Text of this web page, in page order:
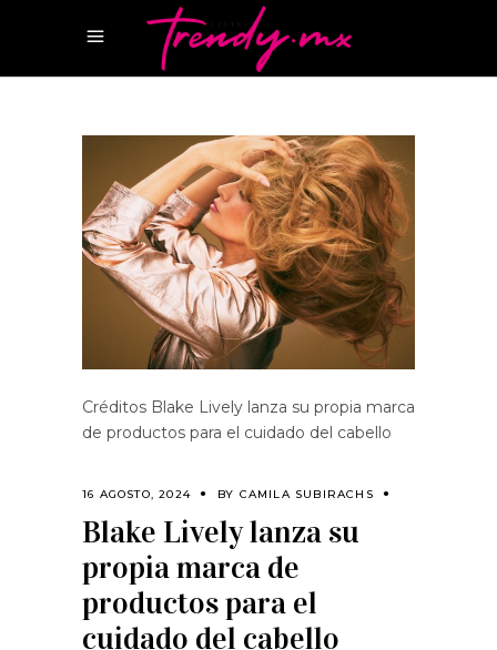
Créditos Blake Lively lanza su propia marca
de productos para el cuidado del cabello
16 AGOSTO, 2024 BY CAMILA SUBIRACHS
Blake Lively lanza su
propia marca de
productos para el
cuidado del cabello